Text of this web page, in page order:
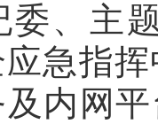
委、 主
应急指
内网